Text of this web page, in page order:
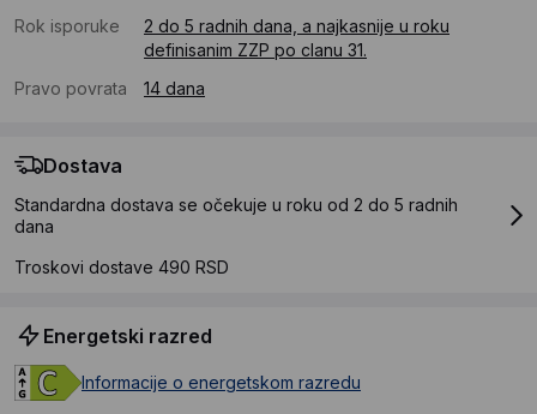
Rok isporuke
2 do 5 radnih dana, a najkasnije u roku
definisanim ZZP po clanu 31.
Pravo povrata
14 dana
Dostava
Standardna dostava se očekuje u roku od 2 do 5 radnih
dana
Troskovi dostave 490 RSD
Energetski razred
Informacije o energetskom razredu